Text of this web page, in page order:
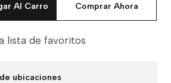
Al Carro Comprar Ahora
lista de favoritos
ubicaciones